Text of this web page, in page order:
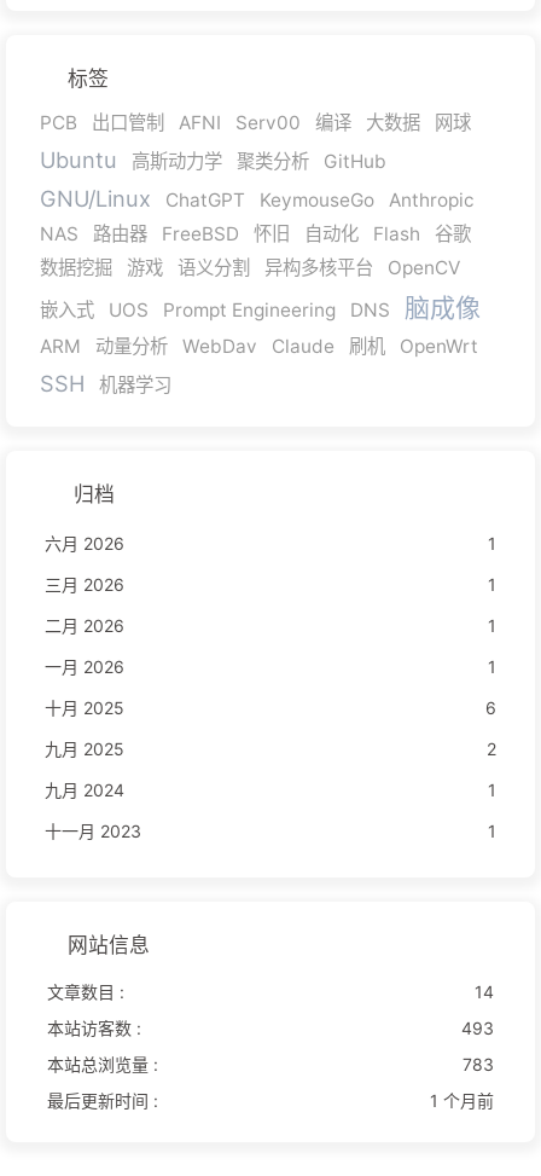
标签
PCB 出口管制 AFNI Serv00 编译 大数据 网球
Ubuntu 高斯动力学 聚类分析 GitHub
GNU/Linux ChatGPT KeymouseGo
Anthropic
NAS
路由器 FreeBSD 怀旧 自动化 Flash
谷歌
数据挖掘
游戏 语义分割 异构多核平台
OpenCV
嵌入式
UOS Prompt Engineering DNS 脑成像
ARM 动量分析 WebDav Claude 刷机 OpenWrt
SSH 机器学习
归档
六月 2026
1
三月 2026
1
二月 2026
1
一月 2026
1
十月 2025
6
九月 2025
2
九月 2024
1
十一月 2023
1
网站信息
文章数目 :
14
本站访客数 :
493
本站总浏览量 :
783
最后更新时间 :
1 个月前